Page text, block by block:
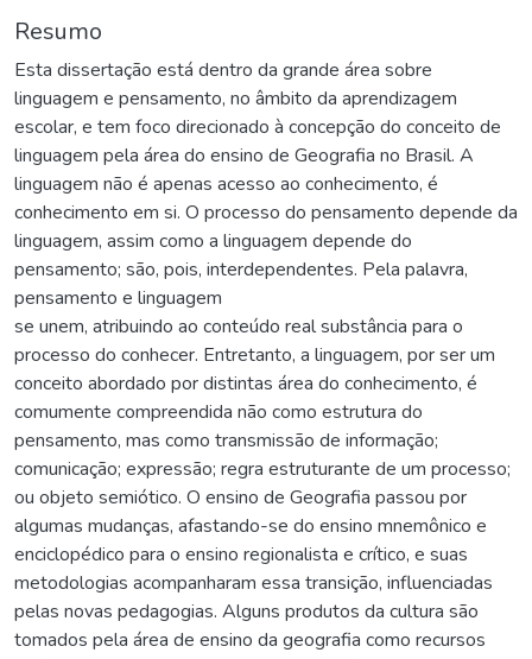
Resumo
Esta dissertação está dentro da grande área sobre
linguagem e pensamento, no âmbito da aprendizagem
escolar, e tem foco direcionado à concepção do conceito de
linguagem pela área do ensino de Geografia no Brasil. A
linguagem não é apenas acesso ao conhecimento, é
conhecimento em si. O processo do pensamento depende da
linguagem, assim como a linguagem depende do
pensamento; são, pois, interdependentes. Pela palavra,
pensamento e linguagem
se unem, atribuindo ao conteúdo real substância para o
processo do conhecer. Entretanto, a linguagem, por ser um
conceito abordado por distintas área do conhecimento, é
comumente compreendida não como estrutura do
pensamento, mas como transmissão de informação;
comunicação; expressão; regra estruturante de um processo;
ou objeto semiótico. O ensino de Geografia passou por
algumas mudanças, afastando-se do ensino mnemônico e
enciclopédico para o ensino regionalista e crítico, e suas
metodologias acompanharam essa transição, influenciadas
pelas novas pedagogias. Alguns produtos da cultura são
tomados pela área de ensino da geografia como recursos